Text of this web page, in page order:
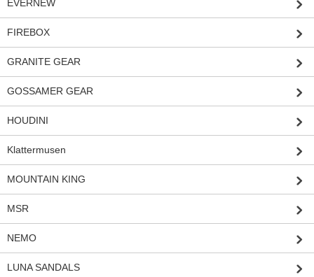
EVERNEW
FIREBOX
GRANITE GEAR
GOSSAMER GEAR
HOUDINI
Klattermusen
MOUNTAIN KING
MSR
NEMO
LUNA SANDALS